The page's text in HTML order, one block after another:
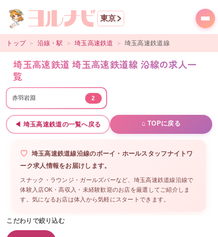
東京
トップ ＞ 沿線・駅 ＞ 埼玉高速鉄道 ＞ 埼玉高速鉄道線
埼玉高速鉄道 埼玉高速鉄道線 沿線の求人一
覧
赤羽岩淵 2
◀ 埼玉高速鉄道の一覧へ戻る ⌂ TOPに戻る
埼玉高速鉄道線沿線のボーイ・ホールスタッフナイトワ
ーク求人情報をお届けします。
スナック・ラウンジ・ガールズバーなど、 埼玉高速鉄道線沿線で
体験入店OK・高収入・未経験歓迎のお店を厳選してご紹介しま
す。気になるお店は体入から気軽にスタートできます。
こだわりで絞り込む